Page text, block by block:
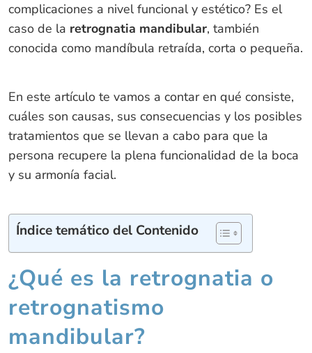
complicaciones a nivel funcional y estético? Es el
caso de la retrognatia mandibular, también
conocida como mandíbula retraída, corta o pequeña.
En este artículo te vamos a contar en qué consiste,
cuáles son causas, sus consecuencias y los posibles
tratamientos que se llevan a cabo para que la
persona recupere la plena funcionalidad de la boca
y su armonía facial.
Índice temático del Contenido
¿Qué es la retrognatia o
retrognatismo
mandibular?